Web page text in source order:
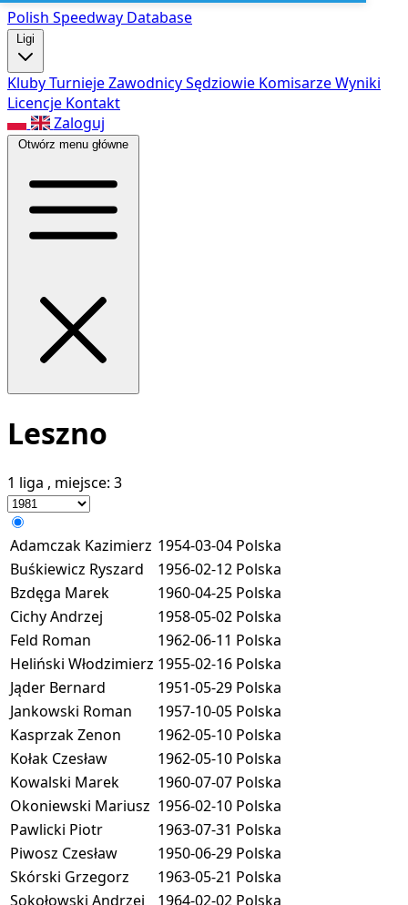
Polish Speedway Database
Ligi
KlubyTurniejeZawodnicySędziowie KomisarzeWyniki
Licencje Kontakt
Zaloguj
Otwórz menu główne
Leszno
1 liga , miejsce: 3
Adamczak Kazimierz 1954-03-04 Polska
Buśkiewicz Ryszard
1956-02-12 Polska
Bzdęga Marek
1960-04-25 Polska
Cichy Andrzej
1958-05-02 Polska
Feld Roman
1962-06-11 Polska
Heliński Włodzimierz 1955-02-16 Polska
Jąder Bernard
1951-05-29 Polska
Jankowski Roman
1957-10-05 Polska
Kasprzak Zenon
1962-05-10 Polska
Kołak Czesław
1962-05-10 Polska
Kowalski Marek
1960-07-07 Polska
Okoniewski Mariusz 1956-02-10 Polska
Pawlicki Piotr
1963-07-31 Polska
Piwosz Czesław
1950-06-29 Polska
Skórski Grzegorz
1963-05-21 Polska
Sokołowski Andrzej
1964-02-02 Polska